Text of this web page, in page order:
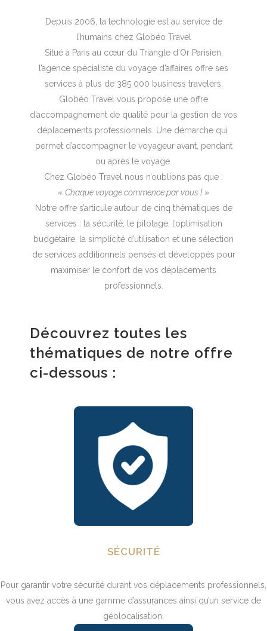
Depuis 2006, la technologie est au service de
l’humains chez Globéo Travel
Situé à Paris au cœur du Triangle d’Or Parisien,
l’agence spécialiste du voyage d’affaires offre ses
services à plus de 385 000 business travelers.
Globéo Travel vous propose une offre
d’accompagnement de qualité pour la gestion de vos
déplacements professionnels. Une démarche qui
permet d’accompagner le voyageur avant, pendant
ou après le voyage.
Chez Globéo Travel nous n’oublions pas que :
« Chaque voyage commence par vous !»
Notre offre s’articule autour de cinq thématiques de
services : la sécurité, le pilotage, l’optimisation
budgétaire, la simplicité d’utilisation et une sélection
de services additionnels pensés et développés pour
maximiser le confort de vos déplacements
professionnels.
Découvrez toutes les
thématiques de notre offre
ci-dessous :
SÉCURITÉ
Pour garantir votre sécurité durant vos déplacements professionnels,
vous avez accès à une gamme d’assurances ainsi qu’un service de
géolocalisation.